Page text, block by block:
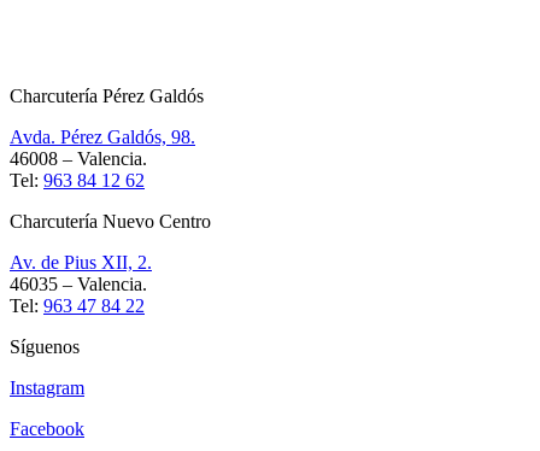
Charcutería Pérez Galdós
Avda. Pérez Galdós, 98.
46008 – Valencia.
Tel: 963 84 12 62
Charcutería Nuevo Centro
Av. de Pius XII, 2.
46035 – Valencia.
Tel: 963 47 84 22
Síguenos
Instagram
Facebook